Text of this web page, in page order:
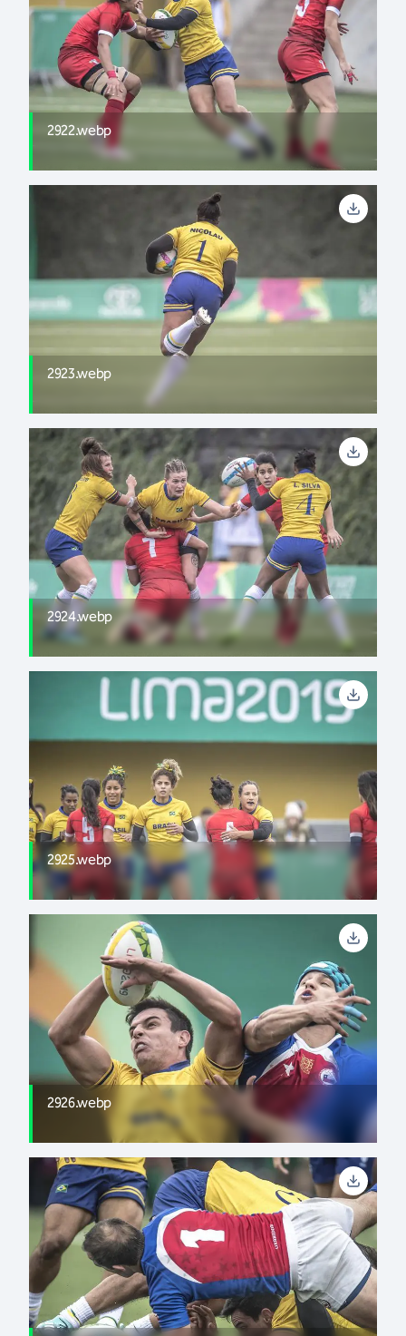
2922.webp
2923.webp
2924.webp
2925.webp
2926.webp